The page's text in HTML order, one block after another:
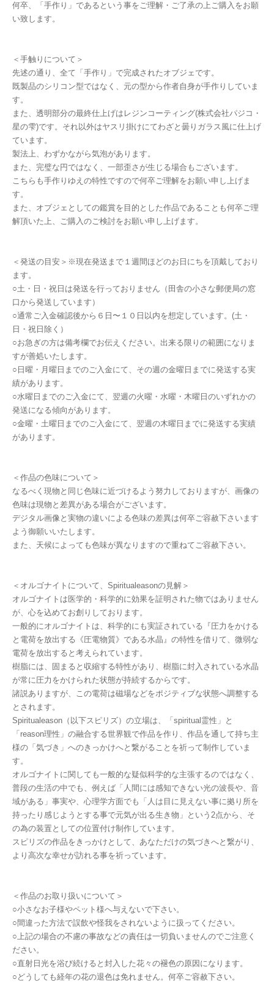
何卒、「手作り」であるという事をご理解・ご了承の上ご購入をお願
い致します。
＜手触りについて＞
先述の通り、全て「手作り」で完成されたオブジェです。
既製品のシリコン型ではなく、元の型から作者自身が手作りしていま
す。
また、透明部分の最終仕上げはレジンコーティング(株式会社パジコ・
星の雫)です。それ以外はヤスリ掛けにてわざと曇りガラス風に仕上げ
ています。
製法上、わずかながら気泡があります。
また、完璧な円ではなく、一部歪さが生じる場合もございます。
こちらも手作りゆえの特性ですので何卒ご理解をお願い申し上げま
す。
また、オブジェとしての鑑賞を目的とした作品であることも何卒ご理
解頂いた上、ご購入のご検討をお願い申し上げます。
＜発送の目安＞※現在発送まで１週間ほどのお日にちを頂戴しており
ます。
○土・日・祝日は発送を行っておりません（田舎の小さな郵便局の窓
口から発送しています）
○通常ご入金確認後から６日〜１０日以内を想定しています。(土・
日・祝日除く）
○お急ぎの方は備考欄でお伝えください。出来る限りの範囲になりま
すが善処いたします。
○日曜・月曜日までのご入金にて、その週の金曜日までに発送する実
績があります。
○水曜日までのご入金にて、翌週の火曜・水曜・木曜日のいずれかの
発送になる傾向があります。
○金曜・土曜日までのご入金にて、翌週の木曜日までに発送する実績
があります。
＜作品の色味について＞
なるべく現物と同じ色味に近づけるよう努力しておりますが、画像の
色味は現物と差異がある場合がございます。
デジタル画像と実物の違いによる色味の差異は何卒ご容赦下さいます
よう御願いいたします。
また、天候によっても色味が異なりますので重ねてご容赦下さい。
＜オルゴナイトについて、Spiritualeasonの見解＞
オルゴナイトは医学的・科学的に効果を証明された物ではありません
が、心を込めてお創りしております。
一般的にオルゴナイトは、科学的にも実証されている『圧力をかける
と電荷を放出する《圧電物質》である水晶』の特性を借りて、微弱な
電荷を放出すると考えられています。
樹脂には、固まると収縮する特性があり、樹脂に封入されている水晶
が常に圧力をかけられた状態が持続するからです。
諸説ありますが、この電荷は磁場などをポジティブな状態へ調整する
とされます。
Spiritualeason（以下スピリズ）の立場は、「spiritual霊性」と
「reason理性」の融合する世界観で作品を作り、作品を通して持ち主
様の「気づき」へのきっかけへと繋がることを祈って制作していま
す。
オルゴナイトに関しても一般的な疑似科学的な主張するのではなく、
普段の生活の中でも、例えば「人間には感知できない光の波長や、音
域がある」事実や、心理学方面でも「人は目に見えない事に拠り所を
持ったり感じようとする事で元気が出る生き物」という2点から、そ
の為の装置としての位置付け制作しています。
スピリズの作品をきっかけとして、あなただけの気づきへと繋がり、
より高次な幸せが訪れる事を祈っています。
＜作品のお取り扱いについて＞
○小さなお子様やペット様へ与えないで下さい。
○間違った方法で誤飲や怪我をされないように扱ってください。
○上記の場合の不慮の事故などの責任は一切負いませんのでご注意く
ださい。
○直射日光を浴び続けると封入した花々の褪色の原因になります。
○どうしても経年の花の退色は免れません。何卒ご容赦下さい。